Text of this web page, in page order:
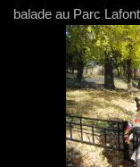
balade au Parc